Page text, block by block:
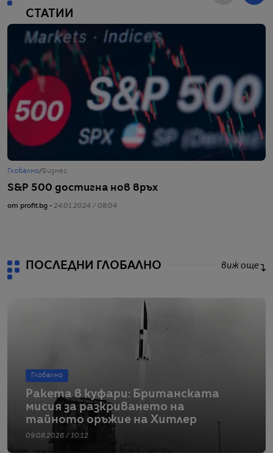
СТАТИИ
Глобално/ Бизнес
S&P 500 достигна нов връх
от profit.bg - 24.01.2024 / 08:04
ПОСЛЕДНИ ГЛОБАЛНО виж още
Глобално
Ракета в куфари: Британската
мисия за разкриването на
тайното оръжие на Хитлер
09.08.2026 / 10:12